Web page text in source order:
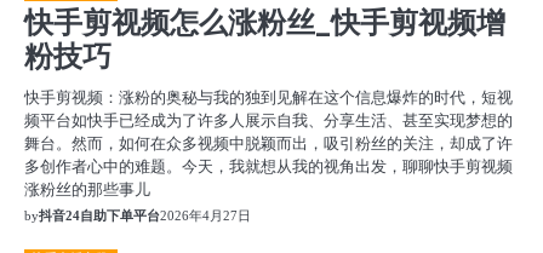
快手剪视频怎么涨粉丝_快手剪视频增
粉技巧
快手剪视频：涨粉的奥秘与我的独到见解在这个信息爆炸的时代，短视
频平台如快手已经成为了许多人展示自我、分享生活、甚至实现梦想的
舞台。然而，如何在众多视频中脱颖而出，吸引粉丝的关注，却成了许
多创作者心中的难题。今天，我就想从我的视角出发，聊聊快手剪视频
涨粉丝的那些事儿
by抖音24自助下单平台2026年4月27日